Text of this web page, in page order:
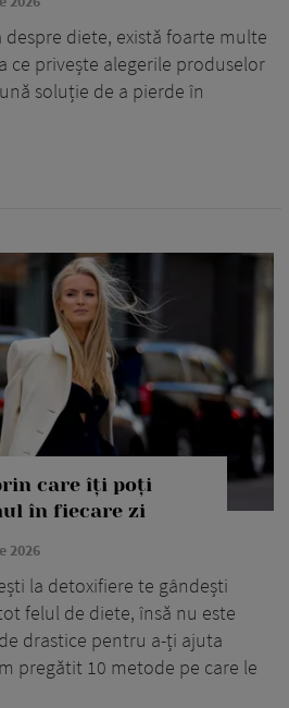
diete, există foarte multe
ce privește alegerile produselor
soluție de a pierde în
care îți poți
în fiecare zi
2026
la detoxifiere te gândești
felul de diete, însă nu este
drastice pentru a-ți ajuta
pregătit 10 metode pe care le